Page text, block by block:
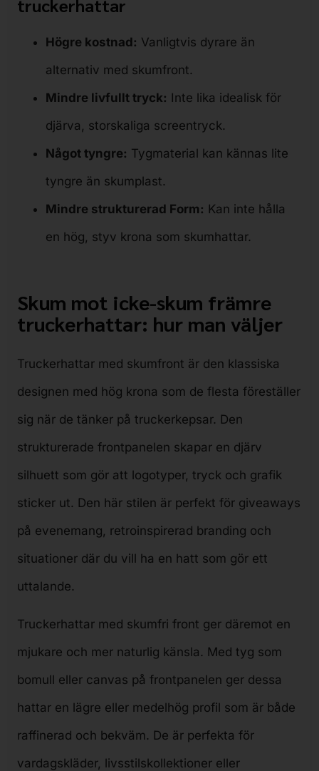
truckerhattar
Högre kostnad: Vanligtvis dyrare än
alternativ med skumfront.
Mindre livfullt tryck: Inte lika idealisk för
djärva, storskaliga screentryck.
Något tyngre: Tygmaterial kan kännas lite
tyngre än skumplast.
Mindre strukturerad Form: Kan inte hålla
en hög, styv krona som skumhattar.
Skum mot icke-skum främre
truckerhattar: hur man väljer
Truckerhattar med skumfront är den klassiska
designen med hög krona som de flesta föreställer
sig när de tänker på truckerkepsar. Den
strukturerade frontpanelen skapar en djärv
silhuett som gör att logotyper, tryck och grafik
sticker ut. Den här stilen är perfekt för giveaways
på evenemang, retroinspirerad branding och
situationer där du vill ha en hatt som gör ett
uttalande.
Truckerhattar med skumfri front ger däremot en
mjukare och mer naturlig känsla. Med tyg som
bomull eller canvas på frontpanelen ger dessa
hattar en lägre eller medelhög profil som är både
raffinerad och bekväm. De är perfekta för
vardagskläder, livsstilskollektioner eller